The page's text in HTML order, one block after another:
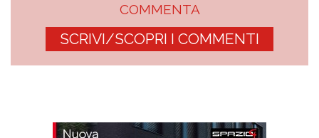
COMMENTA
SCRIVI/SCOPRI I COMMENTI